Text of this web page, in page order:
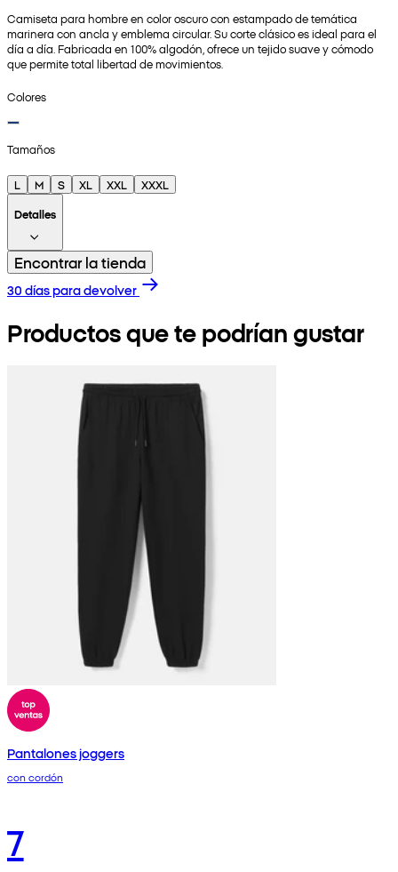
Camiseta para hombre en color oscuro con estampado de temática
marinera con ancla y emblema circular. Su corte clásico es ideal para el
día a día. Fabricada en 100% algodón, ofrece un tejido suave y cómodo
que permite total libertad de movimientos.
Colores
Tamaños
L M S XL XXL
XXXL
Detalles
Encontrar la tienda
30 días para devolver
Productos que te podrían gustar
Pantalones joggers
con cordón
7